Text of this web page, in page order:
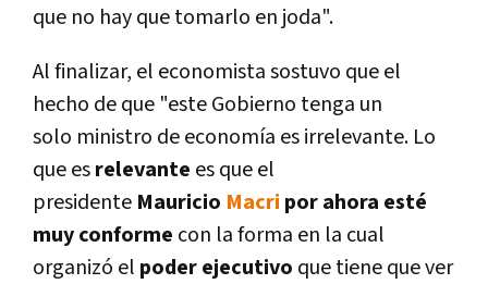
que no hay que tomarlo en joda".
Al finalizar, el economista sostuvo que el
hecho de que "este Gobierno tenga un
solo ministro de economí­a es irrelevante. Lo
que esrelevante es que el
presidente Mauricio Macri por ahora esté
muy conforme con la forma en la cual
organizó el poder ejecutivo que tiene que ver